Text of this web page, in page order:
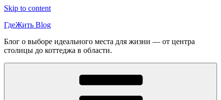
Skip to content
ГдеЖить Blog
Блог о выборе идеального места для жизни — от центра
столицы до коттеджа в области.